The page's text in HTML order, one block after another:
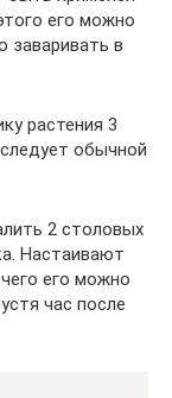
его можно
заваривать в
растения 3
обычной
2 столовых
Настаивают
его можно
час после